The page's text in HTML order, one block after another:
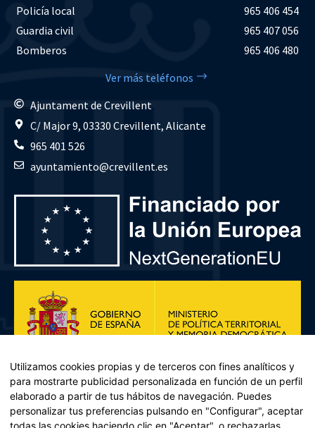
Policía local
965 406 454
Guardia civil
965 407 056
Bomberos
965 406 480
Ver más teléfonos
Ajuntament de Crevillent
C/ Major 9, 03330 Crevillent, Alicante
965 401 526
ayuntamiento@crevillent.es
Utilizamos cookies propias y de terceros con fines analíticos y
para mostrarte publicidad personalizada en función de un perfil
elaborado a partir de tus hábitos de navegación. Puedes
personalizar tus preferencias pulsando en "Configurar", aceptar
todas las cookies haciendo clic en "Aceptar", o rechazarlas